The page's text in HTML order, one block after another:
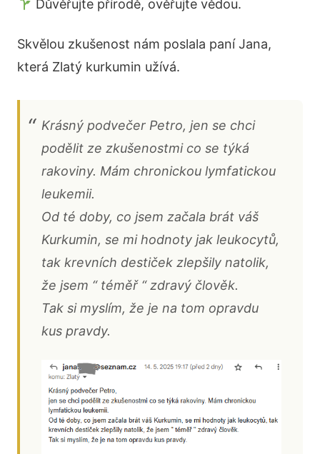
Důvěřujte přírodě, ověřujte vědou.
Skvělou zkušenost nám poslala paní Jana,
která Zlatý kurkumin užívá.
Krásný podvečer Petro, jen se chci
podělit ze zkušenostmi co se týká
rakoviny. Mám chronickou lymfatickou
leukemii.
Od té doby, co jsem začala brát váš
Kurkumin, se mi hodnoty jak leukocytů,
tak krevních destiček zlepšily natolik,
že jsem “ téměř “ zdravý člověk.
Tak si myslím, že je na tom opravdu
kus pravdy.